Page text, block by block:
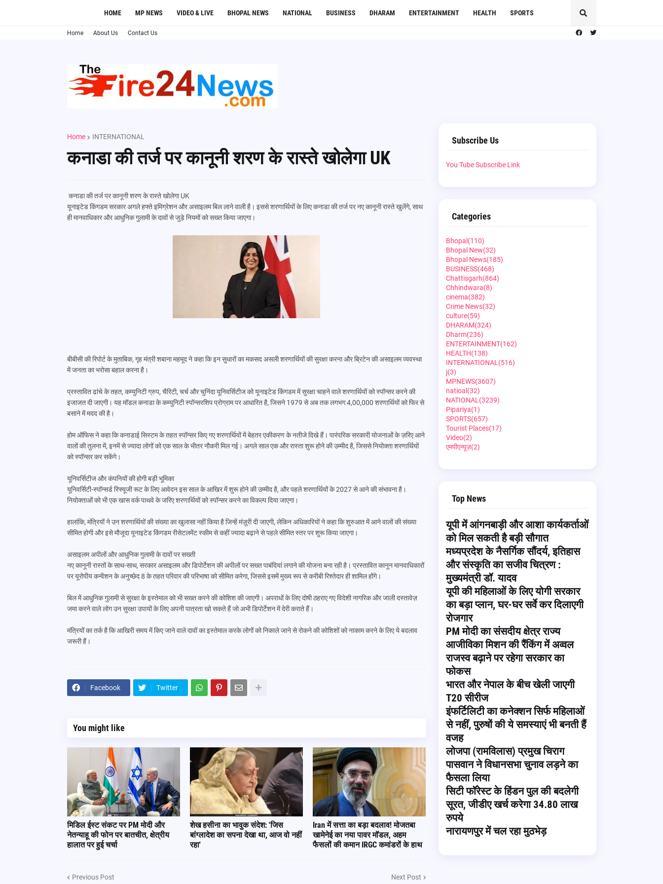
HOME MP NEWS VIDEO & LIVE BHOPAL NEWS NATIONAL BUSINESS DHARAM ENTERTAINMENT HEALTH SPORTS
Home About Us Contact Us
Home INTERNATIONAL
कनाडा की तर्ज पर कानूनी शरण के रास्ते खोलेगा UK
कनाडा की तर्ज पर कानूनी शरण के रास्ते खोलेगा UK
यूनाइटेड किंगडम सरकार अगले हफ्ते इमिग्रेशन और असाइलम बिल लाने वाली है। इससे शरणार्थियों के लिए कनाडा की तर्ज पर नए कानूनी रास्ते खुलेंगे, साथ
ही मानवाधिकार और आधुनिक गुलामी के दावों से जुड़े नियमों को सख्त किया जाएगा।
बीबीसी की रिपोर्ट के मुताबिक, गृह मंत्री शबाना महमूद ने कहा कि इन सुधारों का मकसद असली शरणार्थियों की सुरक्षा करना और ब्रिटेन की असाइलम व्यवस्था
में जनता का भरोसा बहाल करना है।
प्रस्तावित ढांचे के तहत, कम्युनिटी ग्रुप, चैरिटी, चर्च और चुनिंदा यूनिवर्सिटीज को यूनाइटेड किंगडम में सुरक्षा चाहने वाले शरणार्थियों को स्पॉन्सर करने की
इजाजत दी जाएगी। यह मॉडल कनाडा के कम्युनिटी स्पॉन्सरशिप प्रोग्राम पर आधारित है, जिसने 1979 से अब तक लगभग 4,00,000 शरणार्थियों को फिर से
बसाने में मदद की है।
होम ऑफिस ने कहा कि कनाडाई सिस्टम के तहत स्पॉन्सर किए गए शरणार्थियों में बेहतर एकीकरण के नतीजे दिखे हैं। पारंपरिक सरकारी योजनाओं के ज़रिए आने
वालों की तुलना में, इनमें से ज्यादा लोगों को एक साल के भीतर नौकरी मिल गई। अगले साल एक और रास्ता शुरू होने की उम्मीद है, जिससे नियोक्ता शरणार्थियों
को स्पॉन्सर कर सकेंगे।
यूनिवर्सिटीज और कंपनियों की होगी बड़ी भूमिका
यूनिवर्सिटी-स्पॉन्सर्ड रिफ्यूजी रूट के लिए आवेदन इस साल के आखिर में शुरू होने की उम्मीद है, और पहले शरणार्थियों के 2027 से आने की संभावना है।
नियोक्ताओं को भी एक खास वर्क पाथवे के जरिए शरणार्थियों को स्पॉन्सर करने का विकल्प दिया जाएगा।
हालांकि, मंत्रियों ने उन शरणार्थियों की संख्या का खुलासा नहीं किया है जिन्हें मंज़ूरी दी जाएगी, लेकिन अधिकारियों ने कहा कि शुरुआत में आने वालों की संख्या
सीमित होगी और इसे मौजूदा यूनाइटेड किंगडम रीसेटलमेंट स्कीम से कहीं ज्यादा बढ़ाने से पहले सीमित स्तर पर शुरू किया जाएगा।
असाइलम अपीलों और आधुनिक गुलामी के दावों पर सख्ती
नए कानूनी रास्तों के साथ-साथ, सरकार असाइलम और डिपोर्टेशन की अपीलों पर सख्त पाबंदियां लगाने की योजना बना रही है। प्रस्तावित कानून मानवाधिकारों
पर यूरोपीय कन्वेंशन के अनुच्छेद 8 के तहत परिवार की परिभाषा को सीमित करेगा, जिससे इसमें मुख्य रूप से करीबी रिश्तेदार ही शामिल होंगे।
बिल में आधुनिक गुलामी से सुरक्षा के इस्तेमाल को भी सख्त करने की कोशिश की जाएगी। अपराधों के लिए दोषी ठहराए गए विदेशी नागरिक और जाली दस्तावेज़
जमा करने वाले लोग उन सुरक्षा उपायों के लिए अपनी पात्रता खो सकते हैं जो अभी डिपोर्टेशन में देरी कराते हैं।
मंत्रियों का तर्क है कि आखिरी समय में किए जाने वाले दावों का इस्तेमाल करके लोगों को निकाले जाने से रोकने की कोशिशों को नाकाम करने के लिए ये बदलाव
जरूरी हैं।
Facebook Twitter
You might like
मिडिल ईस्ट संकट पर PM मोदी और
नेतन्याहू की फोन पर बातचीत, क्षेत्रीय
हालात पर हुई चर्चा
शेख हसीना का भावुक संदेश: 'जिस
बांग्लादेश का सपना देखा था, आज वो नहीं
रहा'
Iran में सत्ता का बड़ा बदलाव! मोजतबा
खामेनेई का नया पावर मॉडल, अहम
फैसलों की कमान IRGC कमांडरों के हाथ
Previous Post Next Post
Subscribe Us
You Tube Subscribe Link
Categories
Bhopal (110)
Bhopal New(32)
Bhopal News(185)
BUSINESS(468)
Chattisgarh(864)
Chhindwara(8)
cinema(382)
Crime News(32)
culture(59)
DHARAM(324)
Dharm(236)
ENTERTAINMENT(162)
HEALTH(138)
INTERNATIONAL (516)
j(3)
MPNEWS(3607)
natioal (32)
NATIONAL (3239)
Pipariya(1)
SPORTS(657)
Tourist Places(17)
Video(2)
एमपीएन्यूज़(2)
Top News
यूपी में आंगनबाड़ी और आशा कार्यकर्ताओं
को मिल सकती है बड़ी सौगात
मध्यप्रदेश के नैसर्गिक सौंदर्य, इतिहास
और संस्कृति का सजीव चित्रण :
मुख्यमंत्री डॉ. यादव
यूपी की महिलाओं के लिए योगी सरकार
का बड़ा प्लान, घर-घर सर्वे कर दिलाएगी
रोजगार
PM मोदी का संसदीय क्षेत्र राज्य
आजीविका मिशन की रैंकिंग में अव्वल
राजस्व बढ़ाने पर रहेगा सरकार का
फोकस
भारत और नेपाल के बीच खेली जाएगी
T20 सीरीज
इंफर्टिलिटी का कनेक्शन सिर्फ महिलाओं
से नहीं, पुरुषों की ये समस्याएं भी बनती हैं
वजह
लोजपा (रामविलास) प्रमुख चिराग
पासवान ने विधानसभा चुनाव लड़ने का
फैसला लिया
सिटी फॉरेस्ट के हिंडन पुल की बदलेगी
सूरत, जीडीए खर्च करेगा 34.80 लाख
रुपये
नारायणपुर में चल रहा मुठभेड़